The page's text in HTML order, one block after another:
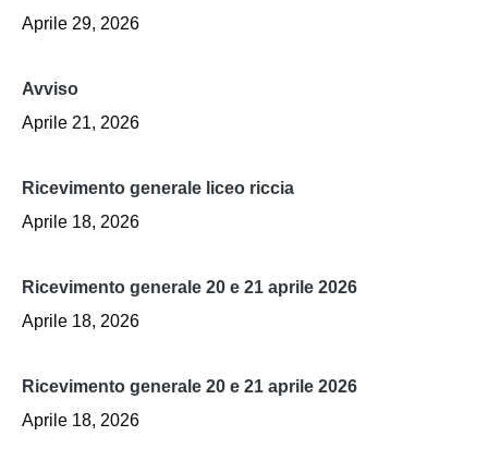
Aprile 29, 2026
avviso
Aprile 21, 2026
ricevimento generale liceo riccia
Aprile 18, 2026
ricevimento generale 20 e 21 aprile 2026
Aprile 18, 2026
ricevimento generale 20 e 21 aprile 2026
Aprile 18, 2026